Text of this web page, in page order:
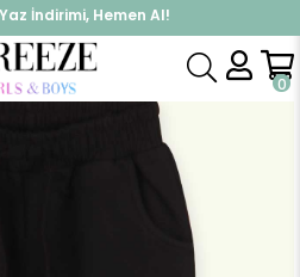
İndirimi, Hemen Al!
Kap, Hemen Üye Ol!
0
Eşofman Altı Kiz Çocuk Esofman Alti Baskili Siyah (9 Yaş)